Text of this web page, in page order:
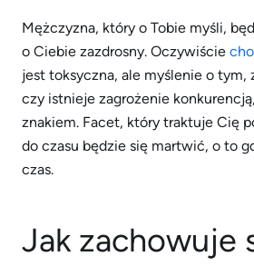
Mężczyzna, który o Tobie myśli,
o Ciebie zazdrosny. Oczywiście
jest toksyczna, ale myślenie o tym,
czy istnieje zagrożenie
znakiem. Facet, który traktuje Cię
do czasu będzie się martwić, o to
czas.
Jak zachowuje